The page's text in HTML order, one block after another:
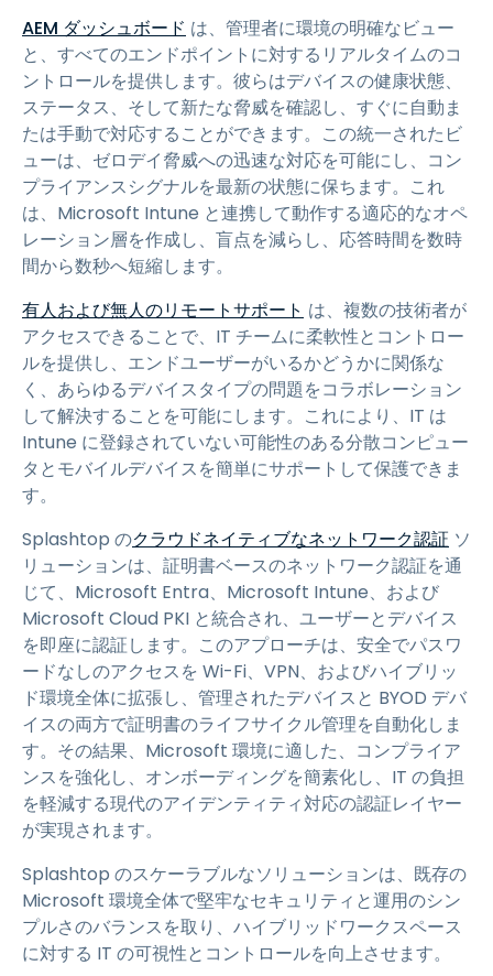
AEM ダッシュボード は、管理者に環境の明確なビュー
と、すべてのエンドポイントに対するリアルタイムのコ
ントロールを提供します。彼らはデバイスの健康状態、
ステータス、そして新たな脅威を確認し、すぐに自動ま
たは手動で対応することができます。この統一されたビ
ューは、ゼロデイ脅威への迅速な対応を可能にし、コン
プライアンスシグナルを最新の状態に保ちます。これ
は、Microsoft Intune と連携して動作する適応的なオペ
レーション層を作成し、盲点を減らし、応答時間を数時
間から数秒へ短縮します。
有人および無人のリモートサポート は、複数の技術者が
アクセスできることで、IT チームに柔軟性とコントロー
ルを提供し、エンドユーザーがいるかどうかに関係な
く、あらゆるデバイスタイプの問題をコラボレーション
して解決することを可能にします。これにより、IT は
Intune に登録されていない可能性のある分散コンピュー
タとモバイルデバイスを簡単にサポートして保護できま
す。
Splashtop のクラウドネイティブなネットワーク認証 ソ
リューションは、証明書ベースのネットワーク認証を通
じて、Microsoft Entra、Microsoft Intune、および
Microsoft Cloud PKI と統合され、ユーザーとデバイス
を即座に認証します。このアプローチは、安全でパスワ
ードなしのアクセスを Wi-Fi、VPN、およびハイブリッ
ド環境全体に拡張し、管理されたデバイスと BYOD デバ
イスの両方で証明書のライフサイクル管理を自動化しま
す。その結果、Microsoft 環境に適した、コンプライア
ンスを強化し、オンボーディングを簡素化し、IT の負担
を軽減する現代のアイデンティティ対応の認証レイヤー
が実現されます。
Splashtop のスケーラブルなソリューションは、既存の
Microsoft 環境全体で堅牢なセキュリティと運用のシン
プルさのバランスを取り、ハイブリッドワークスペース
に対する IT の可視性とコントロールを向上させます。